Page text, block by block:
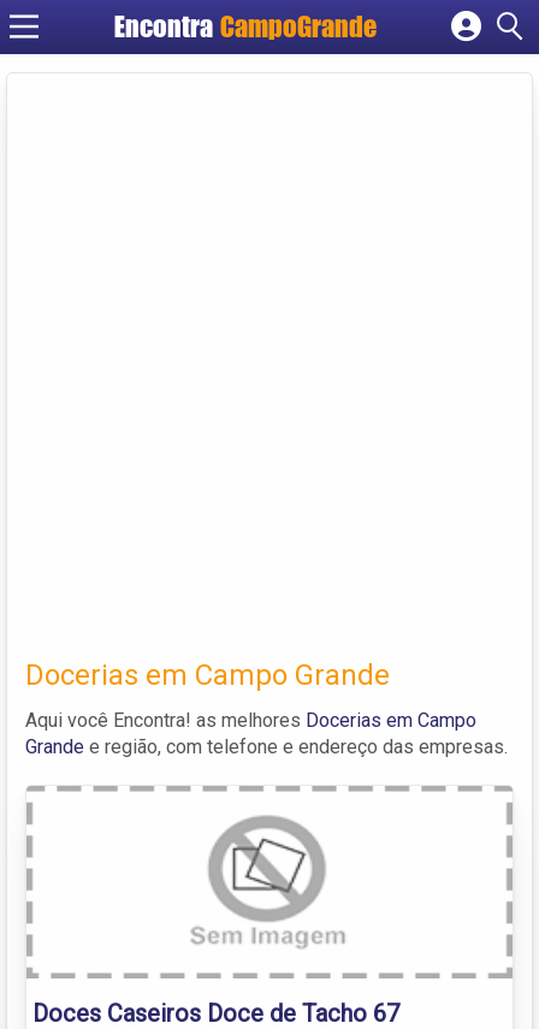
Encontra CampoGrande
Cadastrar empresa
Docerias em Campo Grande
Aqui você Encontra! as melhores Docerias em Campo
Grande e região, com telefone e endereço das empresas.
Doces Caseiros Doce de Tacho 67